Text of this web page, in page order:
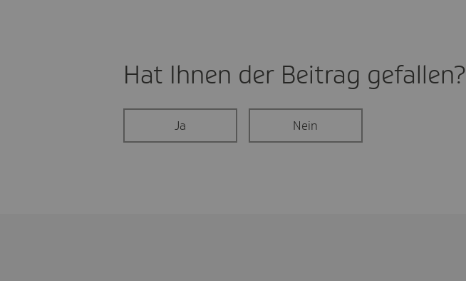
Hat Ihnen der Beitrag gefal­len?
Ja Nein